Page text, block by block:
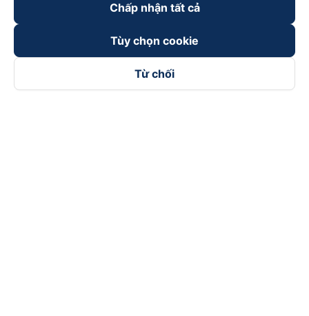
Chấp nhận tất cả
Tùy chọn cookie
Từ chối